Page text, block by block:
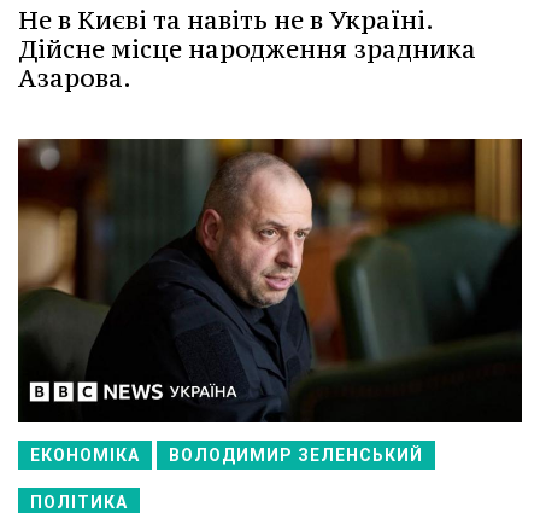
Не в Києві та навіть не в Україні.
Дійсне місце народження зрадника
Азарова.
ЕКОНОМІКА ВОЛОДИМИР ЗЕЛЕНСЬКИЙ
ПОЛІТИКА